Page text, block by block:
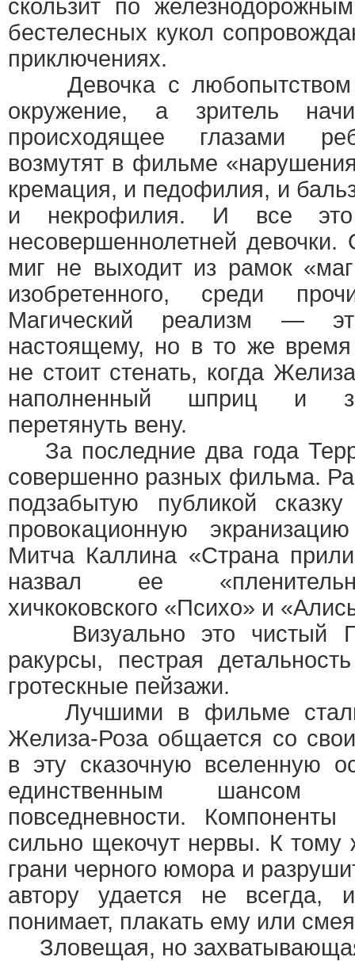
скользит по
бестелесных кукол
приключениях.
Девочка с любопытством
окружение, а зритель
происходящее глазами
возмутят в фильме
кремация, и педофилия, и
и некрофилия. И все это
несовершеннолетней
миг не выходит из рамок
изобретенного, среди
Магический реализм —
настоящему, но в то же
не стоит стенать, когда
наполненный шприц и
перетянуть вену.
За последние два года
совершенно разных фильма.
подзабытую публикой
провокационную
Митча Каллина «Страна
назвал ее
хичкоковского «Психо» и
Визуально это чистый
ракурсы, пестрая
гротескные пейзажи.
Лучшими в фильме стали
Желиза-Роза общается со
в эту сказочную вселенную
единственным шансом
повседневности.
сильно щекочут нервы. К тому
грани черного юмора и
автору удается не всегда,
понимает, плакать ему или
Зловещая, но